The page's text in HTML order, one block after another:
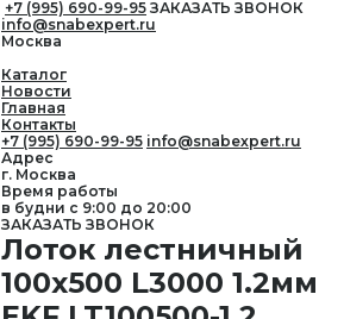
+7 (995) 690-99-95 ЗАКАЗАТЬ ЗВОНОК
info@snabexpert.ru
Москва
Каталог
Новости
Главная
Контакты
+7 (995) 690-99-95 info@snabexpert.ru
Адрес
г. Москва
Время работы
в будни с 9:00 до 20:00
ЗАКАЗАТЬ ЗВОНОК
Лоток лестничный
100х500 L3000 1.2мм